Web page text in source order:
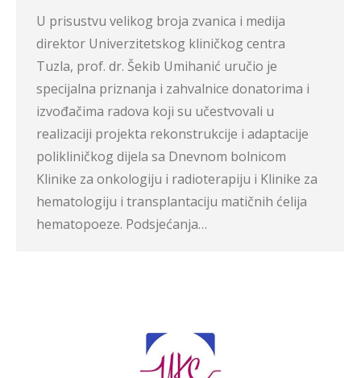
U prisustvu velikog broja zvanica i medija
direktor Univerzitetskog kliničkog centra
Tuzla, prof. dr. Šekib Umihanić uručio je
specijalna priznanja i zahvalnice donatorima i
izvođačima radova koji su učestvovali u
realizaciji projekta rekonstrukcije i adaptacije
polikliničkog dijela sa Dnevnom bolnicom
Klinike za onkologiju i radioterapiju i Klinike za
hematologiju i transplantaciju matičnih ćelija
hematopoeze. Podsjećanja…